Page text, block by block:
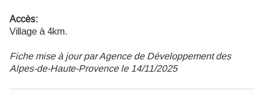
Accès:
Village à 4km.
Fiche mise à jour par Agence de Développement des
Alpes-de-Haute-Provence le 14/11/2025